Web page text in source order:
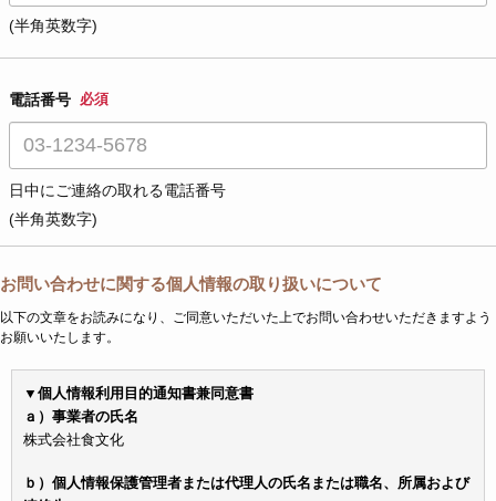
(半角英数字)
電話番号 必須
日中にご連絡の取れる電話番号
(半角英数字)
お問い合わせに関する個人情報の取り扱いについて
以下の文章をお読みになり、ご同意いただいた上でお問い合わせいただきますよう
お願いいたします。
▼個人情報利用目的通知書兼同意書
ａ）事業者の氏名
株式会社食文化
ｂ）個人情報保護管理者または代理人の氏名または職名、所属および